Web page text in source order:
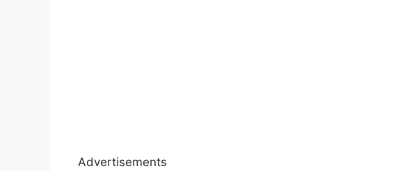
Advertisements